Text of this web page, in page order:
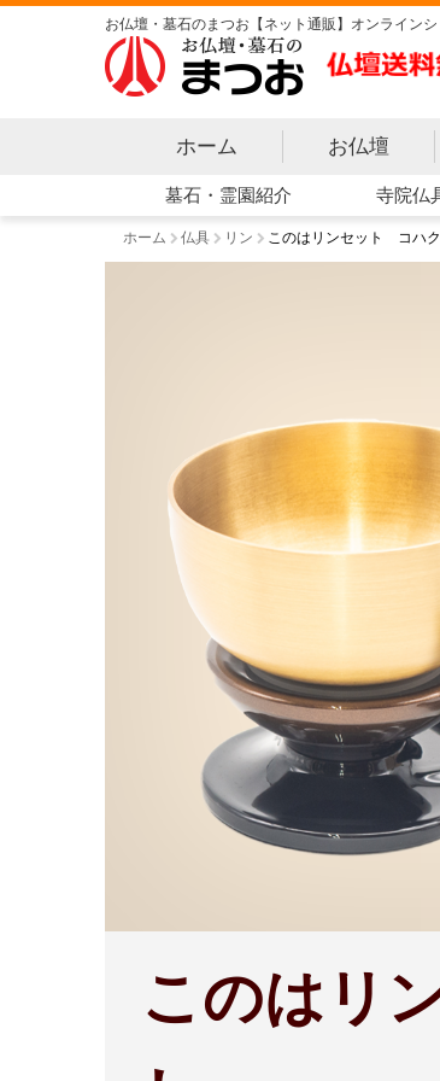
お仏壇・墓石のまつお【ネット通販】オンライン
ホーム お仏壇
墓石・霊園紹介 寺院仏
ホーム 仏具 リン このはリンセット コハ
このはリ